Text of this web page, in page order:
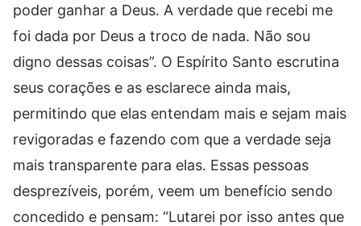
poder ganhar a Deus. A verdade que recebi me
foi dada por Deus a troco de nada. Não sou
digno dessas coisas”. O Espírito Santo escrutina
seus corações e as esclarece ainda mais,
permitindo que elas entendam mais e sejam mais
revigoradas e fazendo com que a verdade seja
mais transparente para elas. Essas pessoas
desprezíveis, porém, veem um benefício sendo
concedido e pensam: “Lutarei por isso antes que